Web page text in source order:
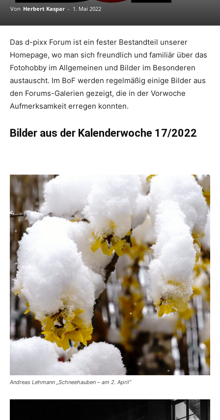
Von Herbert Kaspar - 1. Mai 2022
Das d-pixx Forum ist ein fester Bestandteil unserer
Homepage, wo man sich freundlich und familiär über das
Fotohobby im Allgemeinen und Bilder im Besonderen
austauscht. Im BoF werden regelmäßig einige Bilder aus
den Forums-Galerien gezeigt, die in der Vorwoche
Aufmerksamkeit erregen konnten.
Bilder aus der Kalenderwoche 17/2022
Andreas Lehmann „Schneehauben – am 2. April“